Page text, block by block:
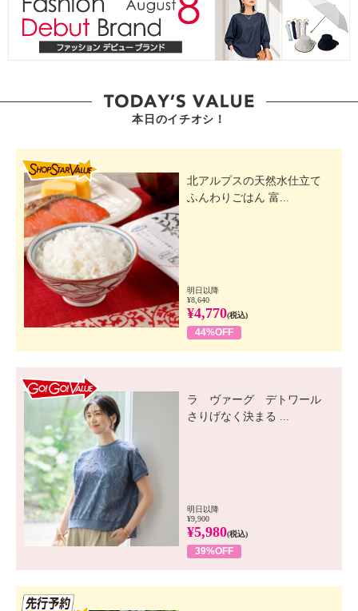
本日のイチオシ！
北アルプスの天然水仕立て
ふんわりごはん 富...
明日以降
¥8,640
¥4,770(税込)
44%OFF
ラ ヴァーグ デトワール
さりげなく決まる ...
明日以降
¥9,900
¥5,980(税込)
39%OFF